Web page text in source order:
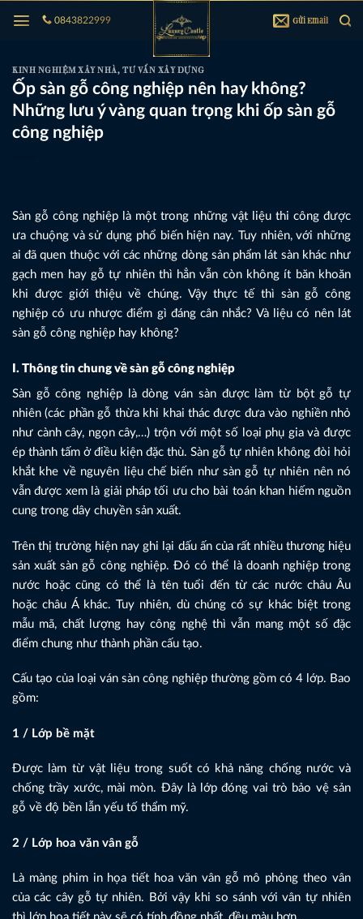
qua
dung
0843822999 Gửi Email
KINH NGHIỆM XÂY NHÀ,TƯ VẤN XÂY DỰNG
Ốp sàn gỗ công nghiệp nên hay không?
Những lưu ý vàng quan trọng khi ốp sàn gỗ
công nghiệp
Sàn gỗ công nghiệp là một trong những vật liệu thi công được
ưa chuộng và sử dụng phổ biến hiện nay. Tuy nhiên, với những
ai đã quen thuộc với các những dòng sản phẩm lát sàn khác như
gạch men hay gỗ tự nhiên thì hẳn vẫn còn không ít băn khoăn
khi được giới thiệu về chúng. Vậy thực tế thì sàn gỗ công
nghiệp có ưu nhược điểm gì đáng cân nhắc? Và liệu có nên lát
sàn gỗ công nghiệp hay không?
I. Thông tin chung về sàn gỗ công nghiệp
Sàn gỗ công nghiệp là dòng ván sàn được làm từ bột gỗ tự
nhiên (các phần gỗ thừa khi khai thác được đưa vào nghiền nhỏ
như cành cây, ngọn cây,…) trộn với một số loại phụ gia và được
ép thành tấm ở điều kiện đặc thù. Sàn gỗ tự nhiên không đòi hỏi
khắt khe về nguyên liệu chế biến như sàn gỗ tự nhiên nên nó
vẫn được xem là giải pháp tối ưu cho bài toán khan hiếm nguồn
cung trong dây chuyền sản xuất.
Trên thị trường hiện nay ghi lại dấu ấn của rất nhiều thương hiệu
sản xuất sàn gỗ công nghiệp. Đó có thể là doanh nghiệp trong
nước hoặc cũng có thể là tên tuổi đến từ các nước châu Âu
hoặc châu Á khác. Tuy nhiên, dù chúng có sự khác biệt trong
mẫu mã, chất lượng hay công nghệ thì vẫn mang một số đặc
điểm chung như thành phần cấu tạo.
Cấu tạo của loại ván sàn công nghiệp thường gồm có 4 lớp. Bao
gồm:
1 / Lớp bề mặt
Được làm từ vật liệu trong suốt có khả năng chống nước và
chống trầy xước, mài mòn. Đây là lớp đóng vai trò bảo vệ sản
gỗ về độ bền lẫn yếu tố thẩm mỹ.
2 / Lớp hoa văn vân gỗ
Là màng phim in họa tiết hoa văn vân gỗ mô phỏng theo vân
của các cây gỗ tự nhiên. Bởi vậy khi so sánh với vân tự nhiên